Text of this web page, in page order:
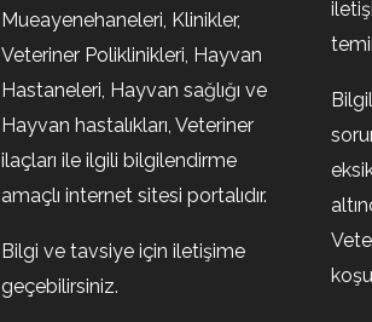
Mueayenehaneleri, Klinikler,
Veteriner Poliklinikleri, Hayvan
Hastaneleri, Hayvan sağlığı ve
Hayvan hastalıkları, Veteriner
ilaçları ile ilgili bilgilendirme
amaçlı internet sitesi portalıdır.
Bilgi ve tavsiye için iletişime
geçebilirsiniz.